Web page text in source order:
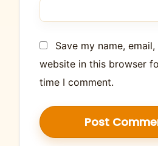
Save my name, email,
website in this browser
time I comment.